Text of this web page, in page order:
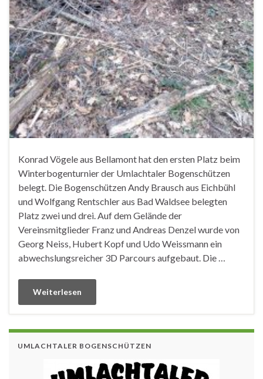
Konrad Vögele aus Bellamont hat den ersten Platz beim
Winterbogenturnier der Umlachtaler Bogenschützen
belegt. Die Bogenschützen Andy Brausch aus Eichbühl
und Wolfgang Rentschler aus Bad Waldsee belegten
Platz zwei und drei. Auf dem Gelände der
Vereinsmitglieder Franz und Andreas Denzel wurde von
Georg Neiss, Hubert Kopf und Udo Weissmann ein
abwechslungsreicher 3D Parcours aufgebaut. Die …
Weiterlesen
UMLACHTALER BOGENSCHÜTZEN